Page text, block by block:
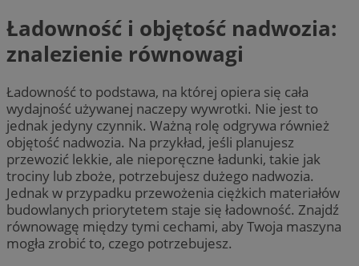
Ładowność i objętość nadwozia:
znalezienie równowagi
Ładowność to podstawa, na której opiera się cała
wydajność używanej naczepy wywrotki. Nie jest to
jednak jedyny czynnik. Ważną rolę odgrywa również
objętość nadwozia. Na przykład, jeśli planujesz
przewozić lekkie, ale nieporęczne ładunki, takie jak
trociny lub zboże, potrzebujesz dużego nadwozia.
Jednak w przypadku przewożenia ciężkich materiałów
budowlanych priorytetem staje się ładowność. Znajdź
równowagę między tymi cechami, aby Twoja maszyna
mogła zrobić to, czego potrzebujesz.